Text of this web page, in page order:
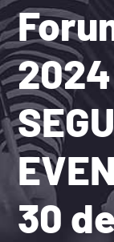
30